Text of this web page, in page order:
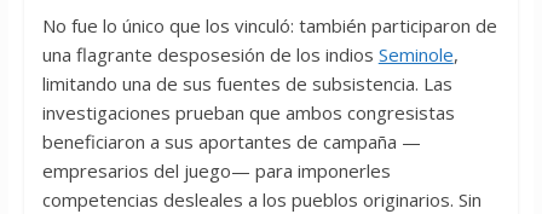
No fue lo único que los vinculó: también participaron de
una flagrante desposesión de los indios Seminole,
limitando una de sus fuentes de subsistencia. Las
investigaciones prueban que ambos congresistas
beneficiaron a sus aportantes de campaña —
empresarios del juego— para imponerles
competencias desleales a los pueblos originarios. Sin